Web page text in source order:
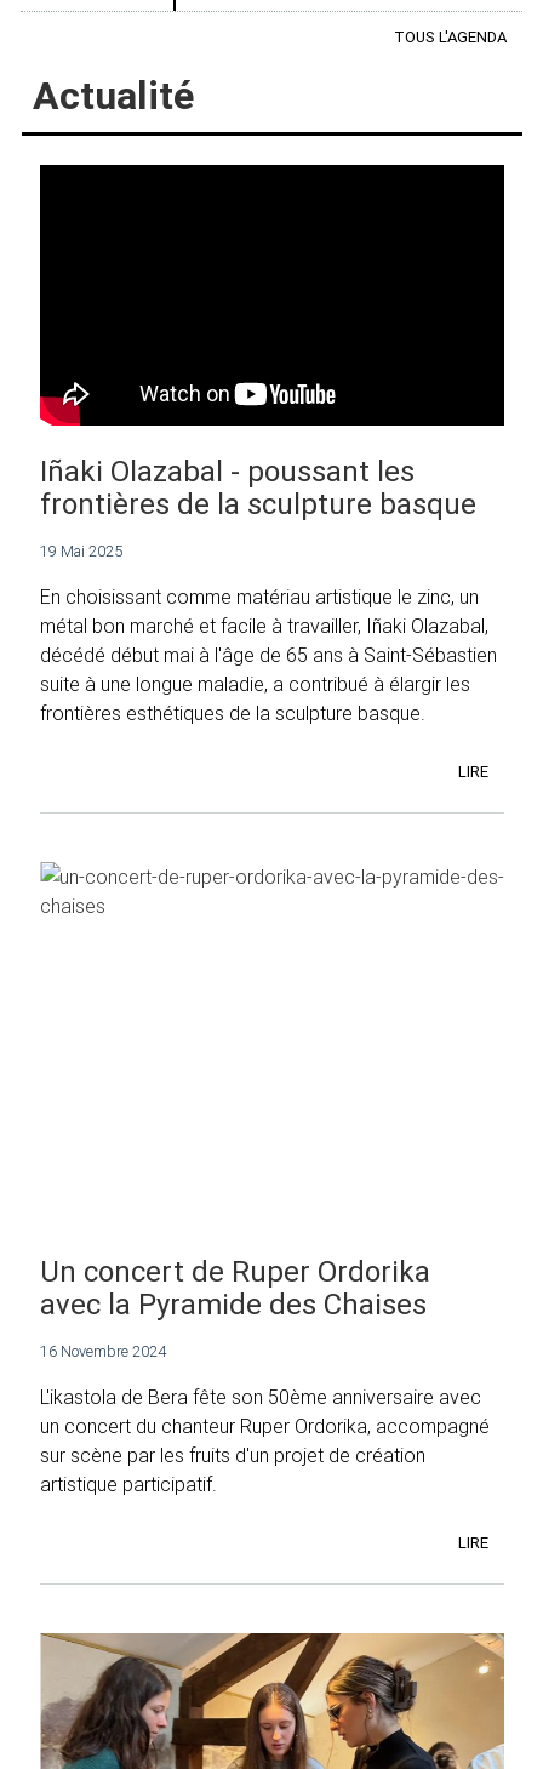
TOUS L'AGENDA
Actualité
Iñaki Olazabal - poussant les
frontières de la sculpture basque
19 Mai 2025
En choisissant comme matériau artistique le zinc, un
métal bon marché et facile à travailler, Iñaki Olazabal,
décédé début mai à l'âge de 65 ans à Saint-Sébastien
suite à une longue maladie, a contribué à élargir les
frontières esthétiques de la sculpture basque.
LIRE
Un concert de Ruper Ordorika
avec la Pyramide des Chaises
16 Novembre 2024
L'ikastola de Bera fête son 50ème anniversaire avec
un concert du chanteur Ruper Ordorika, accompagné
sur scène par les fruits d'un projet de création
artistique participatif.
LIRE